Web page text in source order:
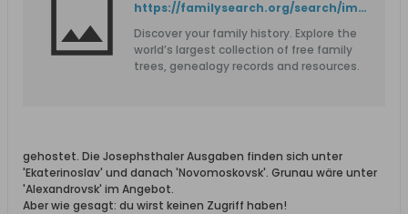
https://familysearch.org/search/image/index#uri=https://familysearch.org/recapi/sord/collection/1469151/waypoints
Discover your family history. Explore the
world’s largest collection of free family
trees, genealogy records and resources.
gehostet. Die Josephsthaler Ausgaben finden sich unter
'Ekaterinoslav' und danach 'Novomoskovsk'. Grunau wäre unter
'Alexandrovsk' im Angebot.
Aber wie gesagt: du wirst keinen Zugriff haben!